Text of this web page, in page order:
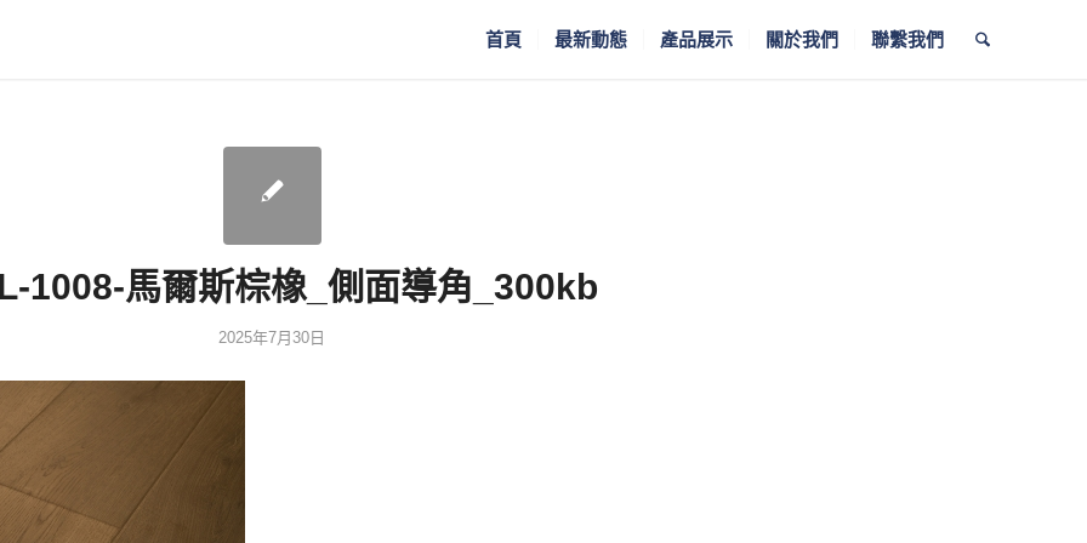
首頁 最新動態 產品展示 關於我們 聯繫我們
1008-馬爾斯棕橡_側面導角_300kb
2025年7月30日